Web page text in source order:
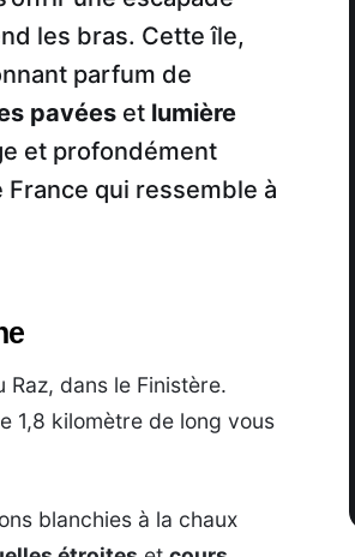
les bras. Cette île,
parfum de
pavées et lumière
et profondément
qui ressemble à
dans le Finistère.
1,8 kilomètre de long vous
blanchies à la chaux